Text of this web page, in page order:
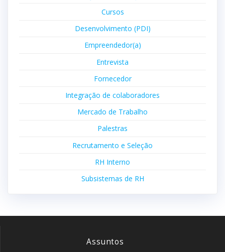
Cursos
Desenvolvimento (PDI)
Empreendedor(a)
Entrevista
Fornecedor
Integração de colaboradores
Mercado de Trabalho
Palestras
Recrutamento e Seleção
RH Interno
Subsistemas de RH
Assuntos